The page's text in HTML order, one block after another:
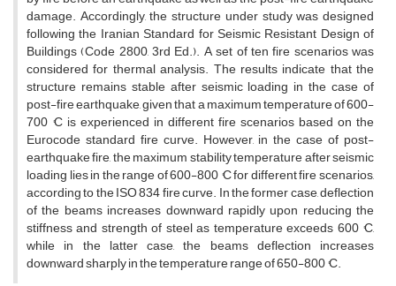
damage. Accordingly, the structure under study was designed
following the Iranian Standard for Seismic Resistant Design of
Buildings (Code 2800, 3rd Ed.). A set of ten fire scenarios was
considered for thermal analysis. The results indicate that the
structure remains stable after seismic loading in the case of
post-fire earthquake, given that a maximum temperature of 600-
700 °C is experienced in different fire scenarios based on the
Eurocode standard fire curve. However, in the case of post-
earthquake fire, the maximum stability temperature after seismic
loading lies in the range of 600-800 °C for different fire scenarios,
according to the ISO 834 fire curve. In the former case, deflection
of the beams increases downward rapidly upon reducing the
stiffness and strength of steel as temperature exceeds 600 °C,
while in the latter case, the beams deflection increases
downward sharply in the temperature range of 650-800 °C.